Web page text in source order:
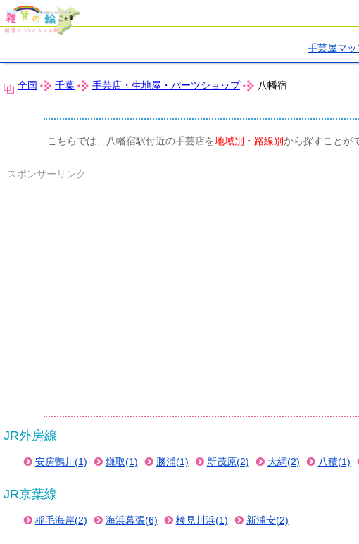
手芸屋マッ
全国 千葉 手芸店・生地屋・パーツショップ 八幡宿
こちらでは、八幡宿駅付近の手芸店を地域別・路線別から探すことが
スポンサーリンク
JR外房線
安房鴨川(1) 鎌取(1) 勝浦(1) 新茂原(2) 大網(2) 八積(1)
JR京葉線
稲毛海岸(2) 海浜幕張(6) 検見川浜(1) 新浦安(2)